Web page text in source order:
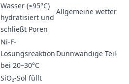
Wasser (≥95°C)
hydratisiert und
schließt Poren
Allgemeine
Ni-F-
Lösungsreaktion
bei 20–30°C
Dünnwandige Teile,
SiO₂-Sol füllt